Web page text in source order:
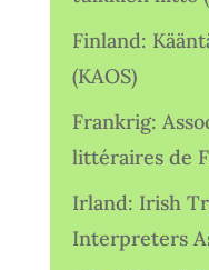
Finland:
(KAOS)
Frankrig:
littéraires de
Irland: Irish
Interpreters